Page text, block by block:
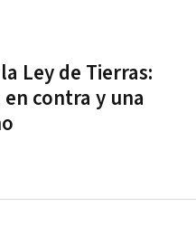
Ley de Tierras:
contra y una